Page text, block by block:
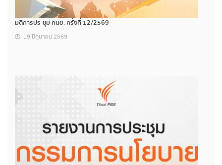
มติการประชุม กนย. ครั้งที่ 12/2569
19 มิถุนายน 2569